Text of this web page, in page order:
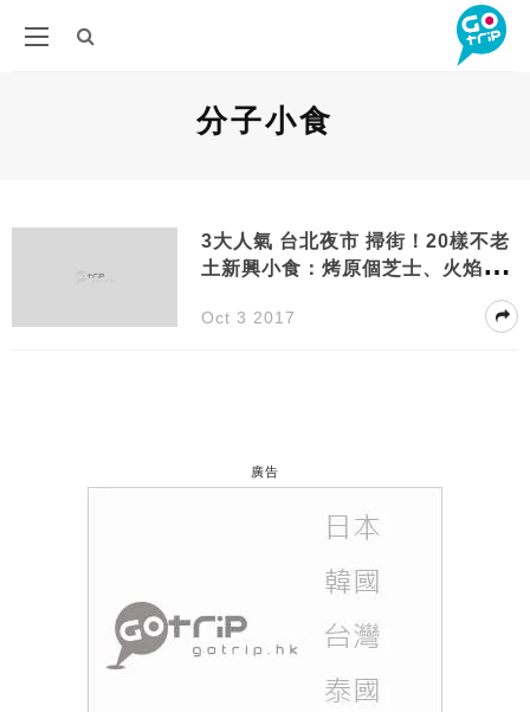
分子小食
3大人氣 台北夜市 掃街！20樣不老
土新興小食：烤原個芝士、火焰
Oct 3 2017
廣告